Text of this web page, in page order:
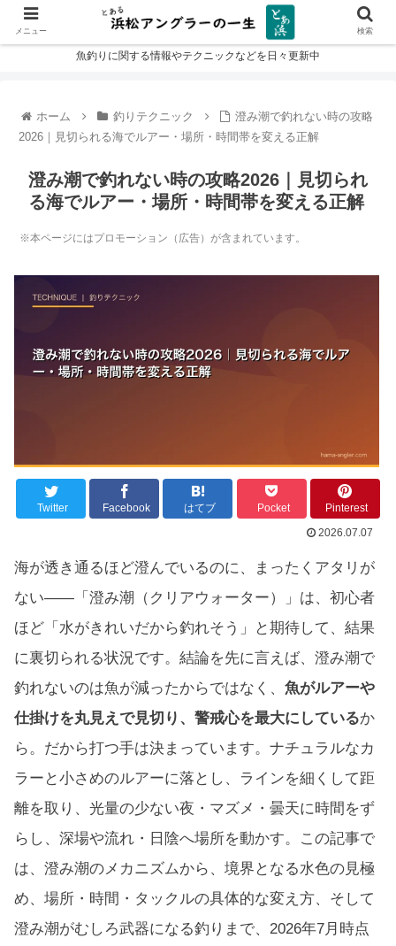
魚釣りに関する情報やテクニックなどを日々更新中
ホーム 釣りテクニック
澄み潮で釣れない時の攻略
2026｜見切られる海でルアー・場所・時間帯を変える正解
澄み潮で釣れない時の攻略2026｜見切られ
る海でルアー・場所・時間帯を変える正解
※本ページにはプロモーション（広告）が含まれています。
Twitter Facebook はてブ Pocket
Pinterest
2026.07.07
海が透き通るほど澄んでいるのに、まったくアタリが
ない——「澄み潮（クリアウォーター）」は、初心者
ほど「水がきれいだから釣れそう」と期待して、結果
に裏切られる状況です。結論を先に言えば、澄み潮で
釣れないのは魚が減ったからではなく、 魚がルアーや
仕掛けを丸見えで見切り、警戒心を最大にしているか
ら。だから打つ手は決まっています。ナチュラルなカ
ラーと小さめのルアーに落とし、ラインを細くして距
離を取り、光量の少ない夜・マズメ・曇天に時間をず
らし、深場や流れ・日陰へ場所を動かす。この記事で
は、澄み潮のメカニズムから、境界となる水色の見極
め、場所・時間・タックルの具体的な変え方、そして
澄み潮がむしろ武器になる釣りまで、2026年7月時点
メニュー 検索